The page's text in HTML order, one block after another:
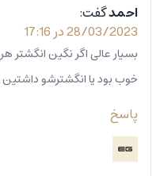
احمدگفت:
28/03/2023 در 17:16
بسیار عالی اگر نگین انگشتر
خوب بود یا انگشترشو
پاسخ